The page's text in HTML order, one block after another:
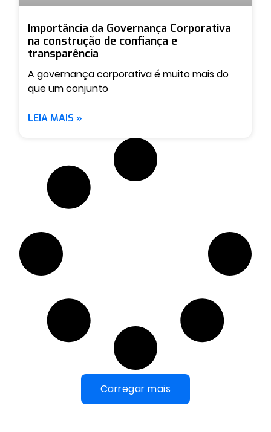
Importância da Governança Corporativa
na construção de confiança e
transparência
A governança corporativa é muito mais do
que um conjunto
LEIA MAIS »
Carregar mais